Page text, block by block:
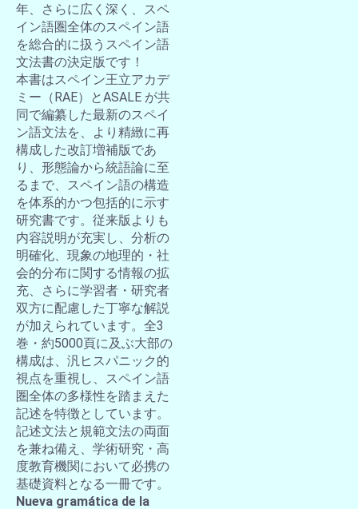
年、さらに広く深く、スペ
イン語圏全体のスペイン語
を総合的に扱うスペイン語
文法書の決定版です！
本書はスペイン王立アカデ
ミー（RAE）とASALE が共
同で編纂した最新のスペイ
ン語文法を、より精緻に再
構成した改訂増補版であ
り、形態論から統語論に至
るまで、スペイン語の構造
を体系的かつ包括的に示す
研究書です。従来版よりも
内容説明が充実し、分析の
明確化、現象の地理的・社
会的分布に関する情報の拡
充、さらに学習者・研究者
双方に配慮した丁寧な解説
が加えられています。全3
巻・約5000頁に及ぶ大部の
構成は、汎ヒスパニック的
視点を重視し、スペイン語
圏全体の多様性を踏まえた
記述を特徴としています。
記述文法と規範文法の両面
を兼ね備え、学術研究・高
度教育機関において必携の
基礎資料となる一冊です。
Nueva gramática de la